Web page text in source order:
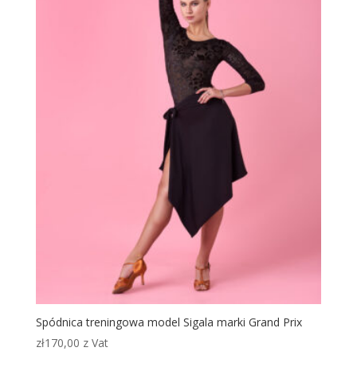
Spódnica treningowa model Sigala marki Grand Prix
zł170,00 z Vat